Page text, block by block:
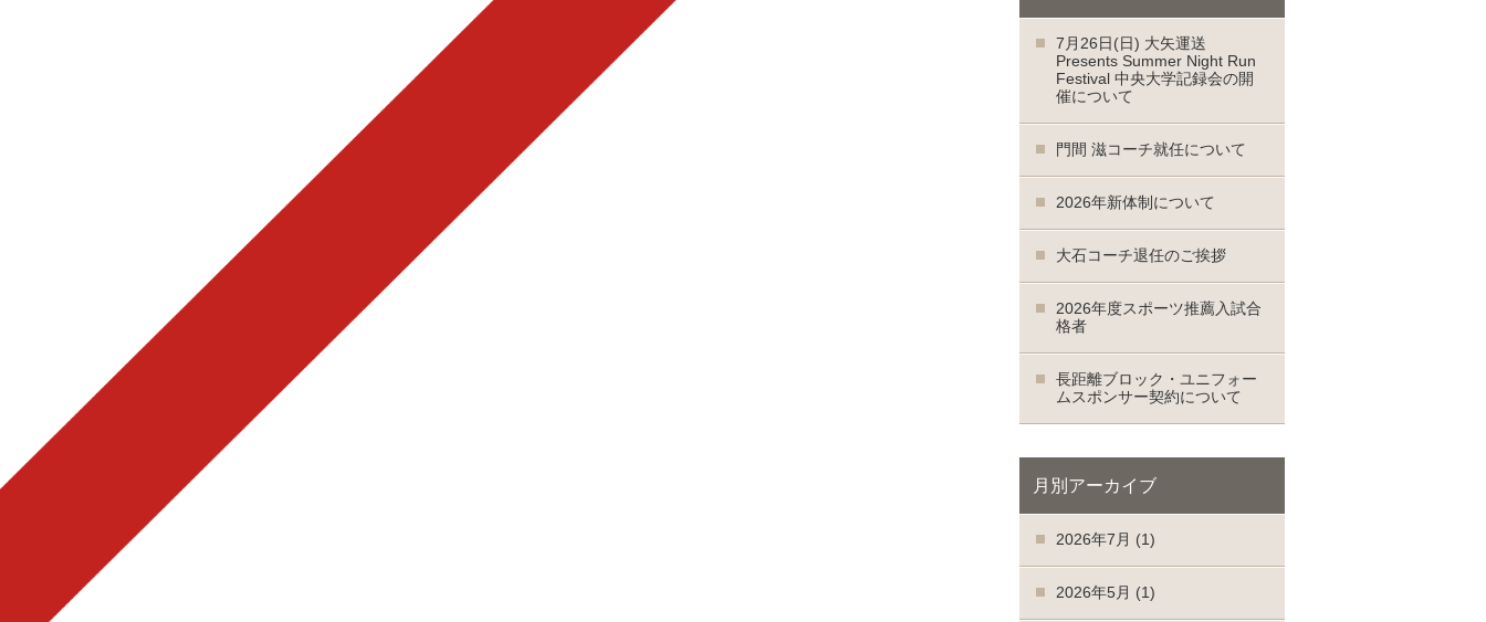
7月26日(日) 大矢運送
Presents Summer Night Run
Festival 中央大学記録会の開
催について
門間 滋コーチ就任について
2026年新体制について
大石コーチ退任のご挨拶
2026年度スポーツ推薦入試合
格者
長距離ブロック・ユニフォー
ムスポンサー契約について
月別アーカイブ
2026年7月 (1)
2026年5月 (1)